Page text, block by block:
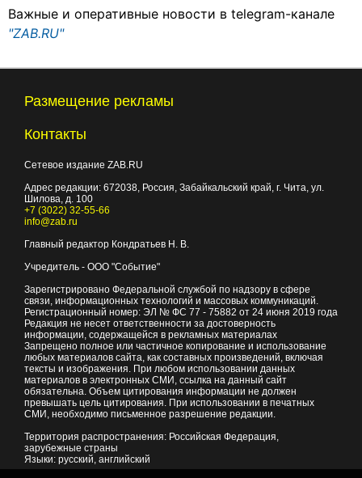
Важные и оперативные новости в telegram-канале
"ZAB.RU"
Размещение рекламы
Контакты
Сетевое издание ZAB.RU
Адрес редакции: 672038, Россия, Забайкальский край, г. Чита, ул.
Шилова, д. 100
+7 (3022) 32-55-66
info@zab.ru
Главный редактор Кондратьев Н. В.
Учредитель - ООО "Событие"
Зарегистрировано Федеральной службой по надзору в сфере
связи, информационных технологий и массовых коммуникаций.
Регистрационный номер: ЭЛ № ФС 77 - 75882 от 24 июня 2019 года
Редакция не несет ответственности за достоверность
информации, содержащейся в рекламных материалах
Запрещено полное или частичное копирование и использование
любых материалов сайта, как составных произведений, включая
тексты и изображения. При любом использовании данных
материалов в электронных СМИ, ссылка на данный сайт
обязательна. Объем цитирования информации не должен
превышать цель цитирования. При использовании в печатных
СМИ, необходимо письменное разрешение редакции.
Территория распространения: Российская Федерация,
зарубежные страны
Языки: русский, английский